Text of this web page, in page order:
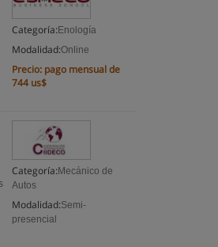
Categoría: Enología
Modalidad:Online
Precio: pago mensual de
744 us$
Categoría: Mecánico de
Autos
Modalidad:Semi-
presencial